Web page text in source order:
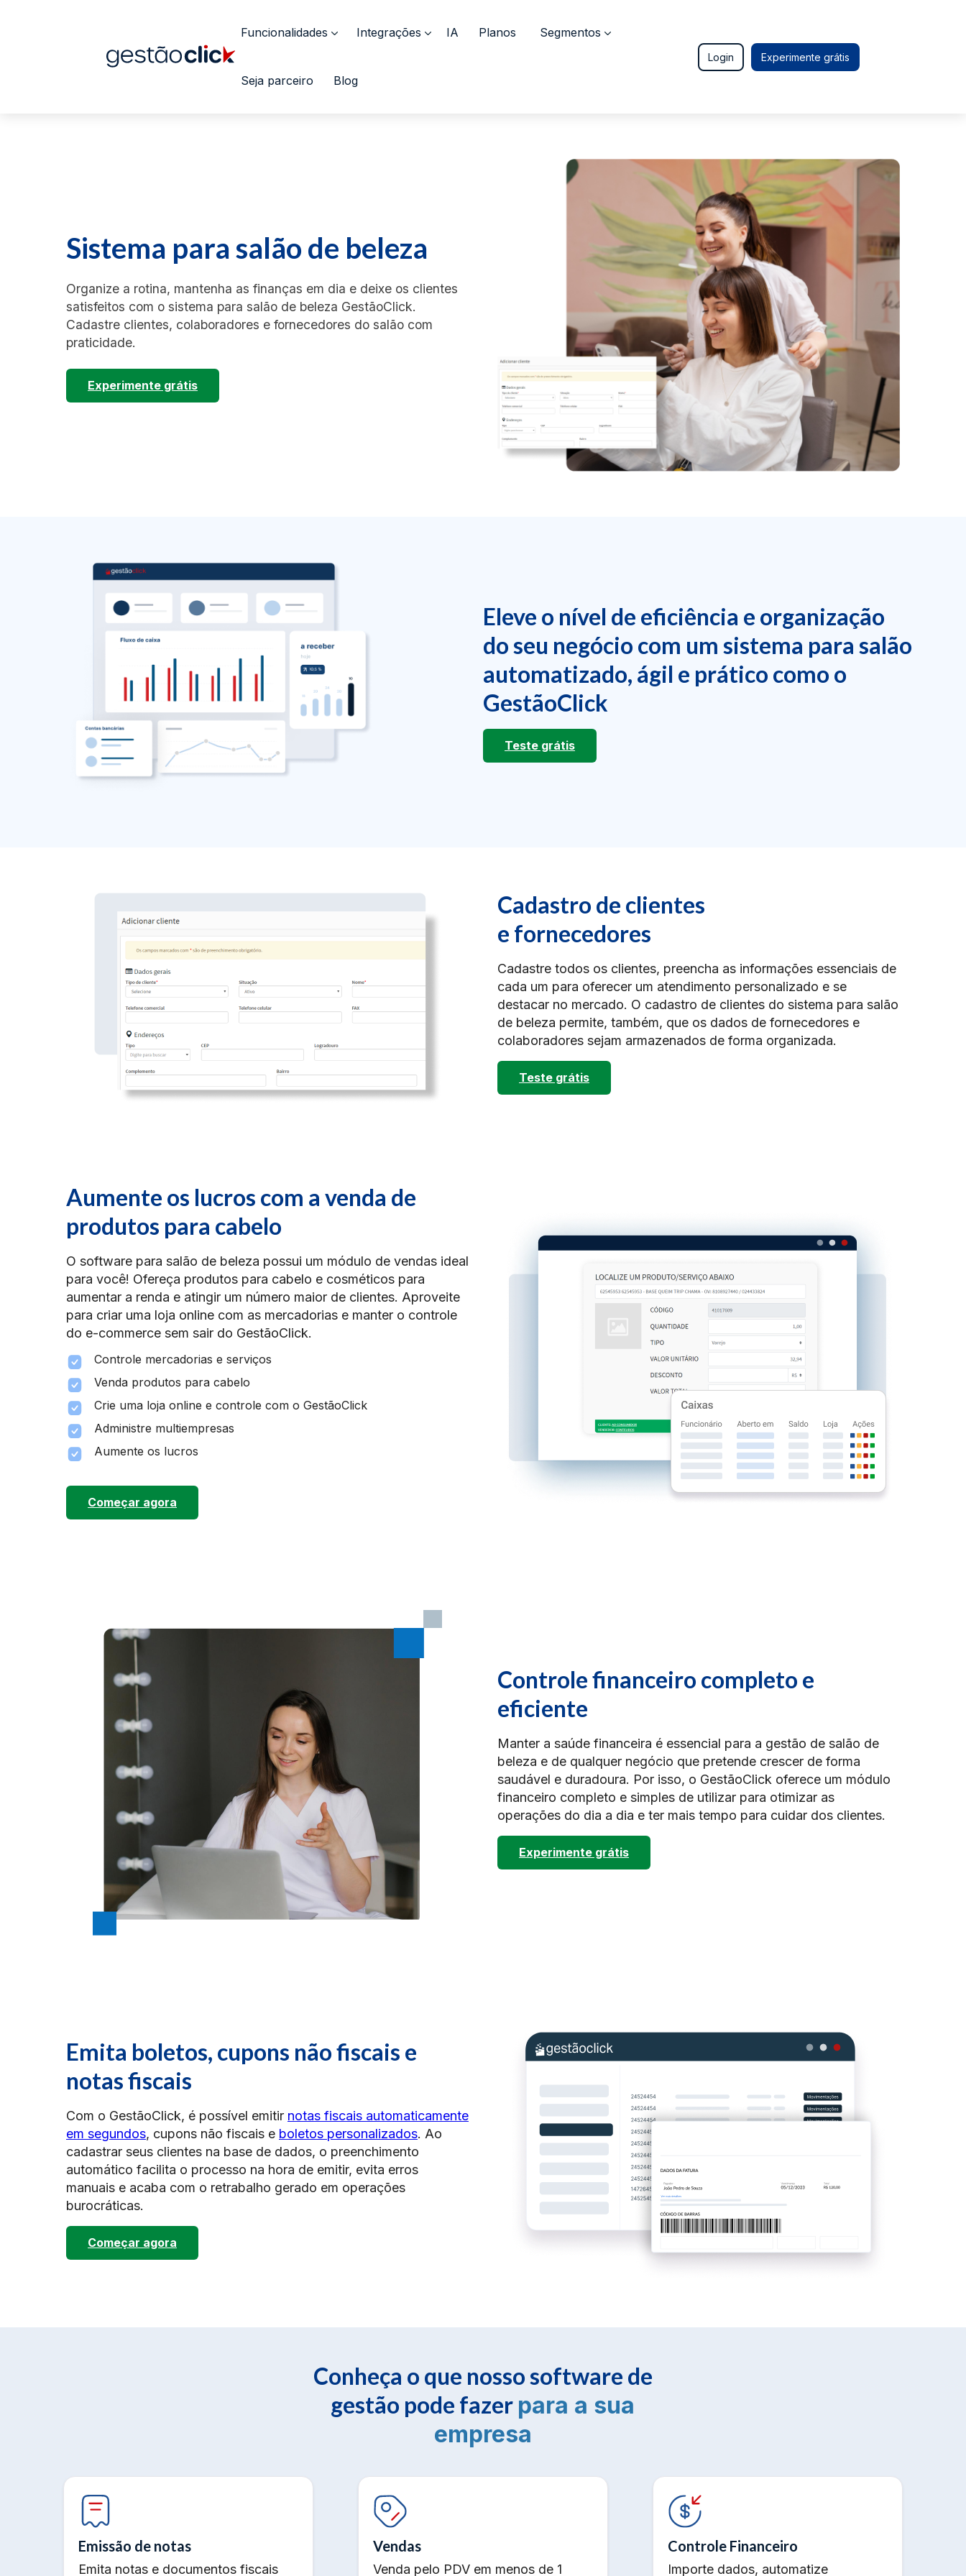
Funcionalidades Integrações IA Planos Segmentos
Seja parceiro Blog
Login Experimente grátis
Sistema para salão de beleza
Organize a rotina, mantenha as finanças em dia e deixe os clientes
satisfeitos com o sistema para salão de beleza GestãoClick.
Cadastre clientes, colaboradores e fornecedores do salão com
praticidade.
Experimente grátis
Eleve o nível de eficiência e organização
do seu negócio com um sistema para salão
automatizado, ágil e prático como o
GestãoClick
Teste grátis
Cadastro de clientes
e fornecedores
Cadastre todos os clientes, preencha as informações essenciais de
cada um para oferecer um atendimento personalizado e se
destacar no mercado. O cadastro de clientes do sistema para salão
de beleza permite, também, que os dados de fornecedores e
colaboradores sejam armazenados de forma organizada.
Teste grátis
Aumente os lucros com a venda de
produtos para cabelo
O software para salão de beleza possui um módulo de vendas ideal
para você! Ofereça produtos para cabelo e cosméticos para
aumentar a renda e atingir um número maior de clientes. Aproveite
para criar uma loja online com as mercadorias e manter o controle
do e-commerce sem sair do GestãoClick.
Controle mercadorias e serviços
Venda produtos para cabelo
Crie uma loja online e controle com o GestãoClick
Administre multiempresas
Aumente os lucros
Começar agora
Controle financeiro completo e
eficiente
Manter a saúde financeira é essencial para a gestão de salão de
beleza e de qualquer negócio que pretende crescer de forma
saudável e duradoura. Por isso, o GestãoClick oferece um módulo
financeiro completo e simples de utilizar para otimizar as
operações do dia a dia e ter mais tempo para cuidar dos clientes.
Experimente grátis
Emita boletos, cupons não fiscais e
notas fiscais
Com o GestãoClick, é possível emitir notas fiscais automaticamente
em segundos, cupons não fiscais e boletos personalizados. Ao
cadastrar seus clientes na base de dados, o preenchimento
automático facilita o processo na hora de emitir, evita erros
manuais e acaba com o retrabalho gerado em operações
burocráticas.
Começar agora
Conheça o que nosso software de
gestão pode fazer para a sua
empresa
Emissão de notas
Emita notas e documentos fiscais
Vendas
Venda pelo PDV em menos de 1
Controle Financeiro
Importe dados, automatize